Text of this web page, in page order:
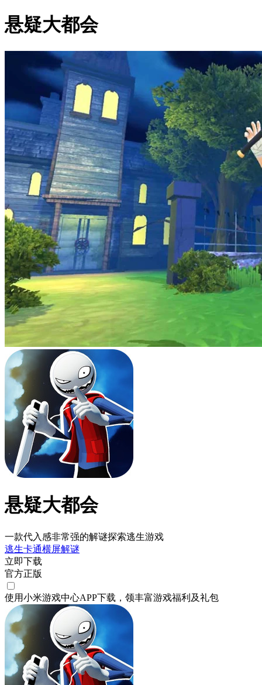
悬疑大都会
悬疑大都会
一款代入感非常强的解谜探索逃生游戏
逃生卡通横屏解谜
立即下载
官方正版
使用小米游戏中心APP下载 ，领丰富游戏福利 及礼包